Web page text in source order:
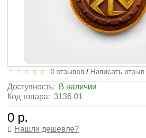
0 отзывов / Написать отзыв
Доступность:
В наличии
Код товара: 3136-01
0 р.
Нашли дешевле?